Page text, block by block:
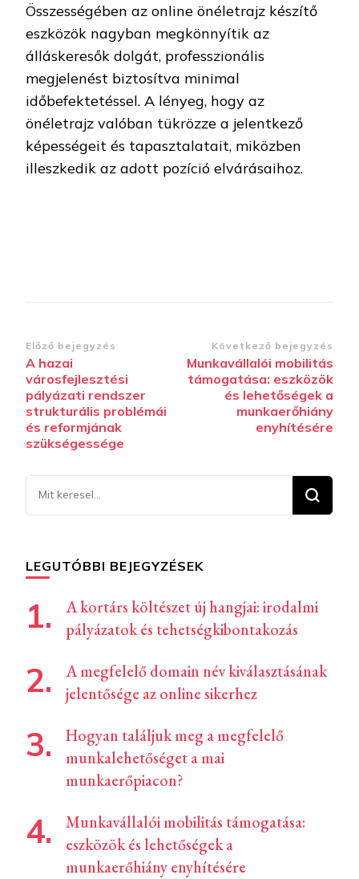
Összességében az online önéletrajz készítő
eszközök nagyban megkönnyítik az
álláskeresők dolgát, professzionális
megjelenést biztosítva minimal
időbefektetéssel. A lényeg, hogy az
önéletrajz valóban tükrözze a jelentkező
képességeit és tapasztalatait, miközben
illeszkedik az adott pozíció elvárásaihoz.
Bejegyzések
navigációja
Előző bejegyzés
A hazai
városfejlesztési
pályázati rendszer
strukturális problémái
és reformjának
szükségessége
Következő bejegyzés
Munkavállalói mobilitás
támogatása: eszközök
és lehetőségek a
munkaerőhiány
enyhítésére
Keresel
valamit?
LEGUTÓBBI BEJEGYZÉSEK
A kortárs költészet új hangjai: irodalmi
pályázatok és tehetségkibontakozás
A megfelelő domain név kiválasztásának
jelentősége az online sikerhez
Hogyan találjuk meg a megfelelő
munkalehetőséget a mai
munkaerőpiacon?
Munkavállalói mobilitás támogatása:
eszközök és lehetőségek a
munkaerőhiány enyhítésére